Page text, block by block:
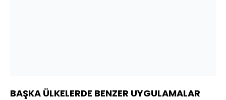
BAŞKA ÜLKELERDE BENZER UYGULAMALAR